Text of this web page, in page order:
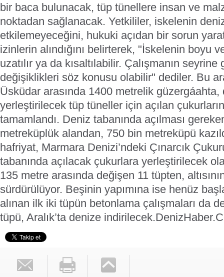
bir baca bulunacak, tüp tünellere insan ve
noktadan sağlanacak. Yetkililer, iskelenin
etkilemeyeceğini, hukuki açıdan bir sorun
izinlerin alındığını belirterek, "İskelenin boyu
uzatılır ya da kısaltılabilir. Çalışmanın
değişiklikleri söz konusu olabilir" dediler. Bu
Üsküdar arasında 1400 metrelik güzergáahta,
yerleştirilecek tüp tüneller için açılan
tamamlandı. Deniz tabanında açılması
metreküplük alandan, 750 bin metreküpü
hafriyat, Marmara Denizi’ndeki Çınarcık
tabanında açılacak çukurlara yerleştirilecek
135 metre arasında değişen 11 tüpten,
sürdürülüyor. Beşinin yapımına ise henüz
alınan ilk iki tüpün betonlama çalışmaları da
tüpü, Aralık’ta denize indirilecek.